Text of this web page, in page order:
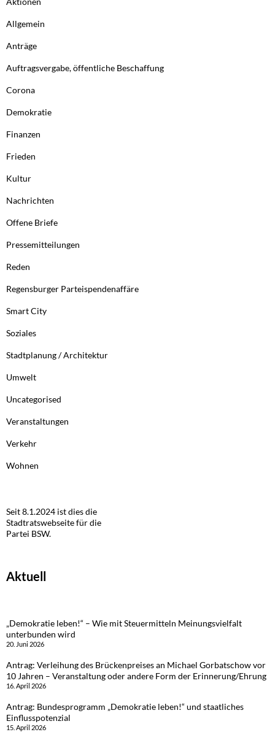
Allgemein
Anträge
Auftragsvergabe, öffentliche Beschaffung
Corona
Demokratie
Finanzen
Frieden
Kultur
Nachrichten
Offene Briefe
Pressemitteilungen
Reden
Regensburger Parteispendenaffäre
Smart City
Soziales
Stadtplanung / Architektur
Umwelt
Uncategorised
Veranstaltungen
Verkehr
Wohnen
Seit 8.1.2024 ist dies die
Stadtratswebseite für die
Partei BSW.
Aktuell
„Demokratie leben!“ – Wie mit Steuermitteln Meinungsvielfalt
unterbunden wird
20. Juni 2026
Antrag: Verleihung des Brückenpreises an Michael Gorbatschow vor
10 Jahren – Veranstaltung oder andere Form der Erinnerung/Ehrung
16. April 2026
Antrag: Bundesprogramm „Demokratie leben!“ und staatliches
Einflusspotenzial
15. April 2026